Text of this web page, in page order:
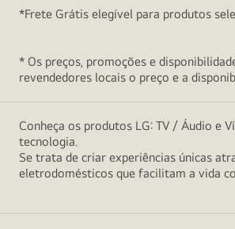
*Frete Grátis elegível para produtos
* Os preços, promoções e
revendedores locais o preço e a
Conheça os produtos LG: TV / Áudio e
tecnologia.
Se trata de criar experiências únicas
eletrodomésticos que facilitam a vida